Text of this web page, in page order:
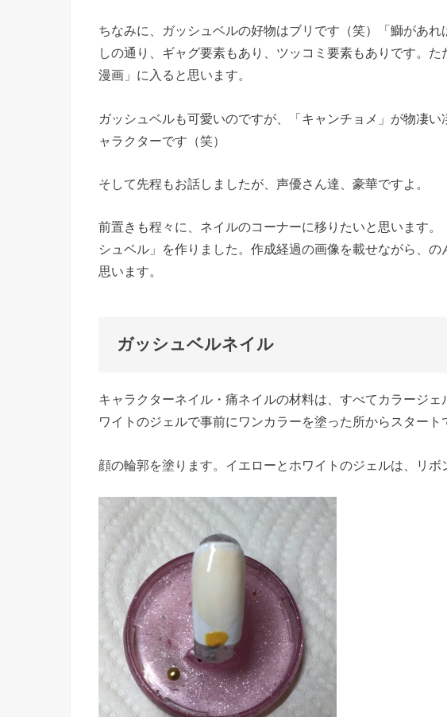
ちなみに、ガッシュベルの好物はブリです（笑）「鰤があ
しの通り、ギャグ要素もあり、ツッコミ要素もありです。
漫画」に入ると思います。
ガッシュベルも可愛いのですが、「キャンチョメ」が物凄
ャラクターです（笑）
そして先程もお話しましたが、声優さん達、豪華ですよ。
前置きも程々に、ネイルのコーナーに移りたいと思います
シュベル」を作りました。作成経過の画像を載せながら、
思います。
ガッシュベルネイル
キャラクターネイル・痛ネイルの材料は、すべてカラージ
ワイトのジェルで事前にワンカラーを塗った所からスタート
顔の輪郭を塗ります。イエローとホワイトのジェルは、リボ